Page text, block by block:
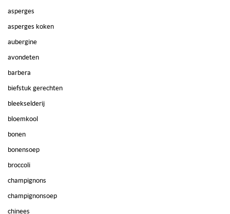
asperges
asperges koken
aubergine
avondeten
barbera
biefstuk gerechten
bleekselderij
bloemkool
bonen
bonensoep
broccoli
champignons
champignonsoep
chinees